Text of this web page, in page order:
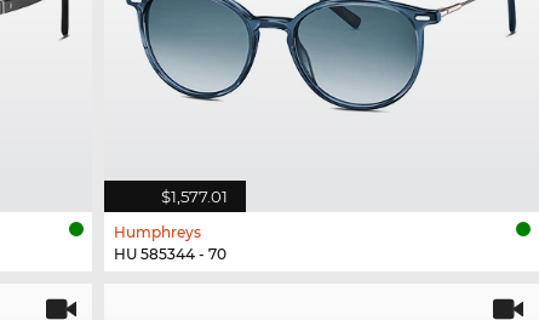
$1,577.01
Humphreys
HU 585344 - 70